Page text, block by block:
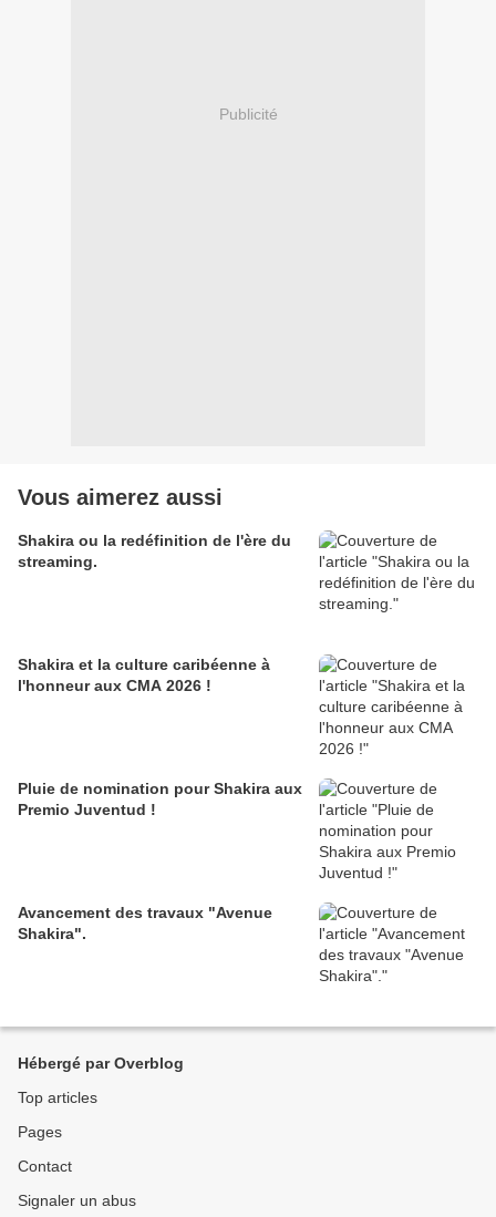
Publicité
Vous aimerez aussi
Shakira ou la redéfinition de l'ère du
streaming.
Shakira et la culture caribéenne à
l'honneur aux CMA 2026 !
Pluie de nomination pour Shakira aux
Premio Juventud !
Avancement des travaux "Avenue
Shakira".
Hébergé par Overblog
Top articles
Pages
Contact
Signaler un abus